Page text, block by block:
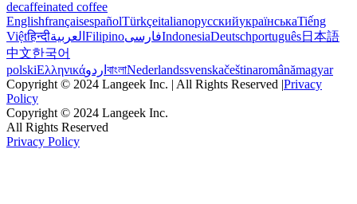
decaffeinated coffee
EnglishfrançaisespañolTürkçeitalianoрусскийукраїнськаTiếng
Việtहिन्दीالعربية FilipinoفارسیIndonesiaDeutschportuguês日本語
中文한국어
polskiΕλληνικάاردو বাংলাNederlandssvenskačeštinaromânămagyar
Copyright © 2024 Langeek Inc. | All Rights Reserved |Privacy
Policy
Copyright © 2024 Langeek Inc.
All Rights Reserved
Privacy Policy